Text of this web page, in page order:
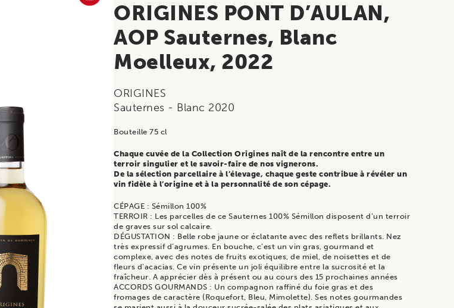
ORIGINES PONT D’AULAN,
AOP Sauternes, Blanc
Moelleux, 2022
ORIGINES
Sauternes - Blanc 2020
Bouteille 75 cl
Chaque cuvée de la Collection Origines naît de la rencontre entre un
terroir singulier et le savoir-faire de nos vignerons.
De la sélection parcellaire à l’élevage, chaque geste contribue à révéler un
vin fidèle à l’origine et à la personnalité de son cépage.
CÉPAGE : Sémillon 100%
TERROIR : Les parcelles de ce Sauternes 100% Sémillon disposent d’un terroir
de graves sur sol calcaire.
DÉGUSTATION : Belle robe jaune or éclatante avec des reflets brillants. Nez
très expressif d’agrumes. En bouche, c’est un vin gras, gourmand et
complexe, avec des notes de fruits exotiques, de miel, de noisettes et de
fleurs d’acacias. Ce vin présente un joli équilibre entre la sucrosité et la
fraîcheur. A apprécier dès à présent ou au cours des 15 prochaines années
ACCORDS GOURMANDS : Un compagnon raffiné du foie gras et des
fromages de caractère (Roquefort, Bleu, Mimolette). Ses notes gourmandes